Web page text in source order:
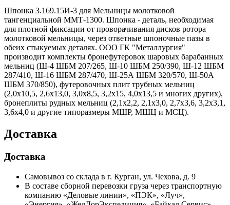
Шпонка 3.169.15И-3 для Мельницы молотковой
тангенциальной ММТ-1300. Шпонка - деталь, необходимая
для плотной фиксации от проворачивания дисков ротора
молотковой мельницы, через ответные шпоночные пазы в
обеих стыкуемых деталях. ООО ГК "Металлургия"
производит комплекты бронефутеровок шаровых барабанных
мельниц (Ш-4 ШБМ 207/265, Ш-10 ШБМ 250/390, Ш-12 ШБМ
287/410, Ш-16 ШБМ 287/470, Ш-25А ШБМ 320/570, Ш-50А
ШБМ 370/850), футеровочных плит трубных мельниц
(2,0х10,5, 2,6х13,0, 3,0х8,5, 3,2х15, 4,0х13,5 и многих других),
бронеплиты рудных мельниц (2,1х2,2, 2,1х3,0, 2,7х3,6, 3,2х3,1,
3,6х4,0 и другие типоразмеры МШР, МШЦ и МСЦ).
Доставка
Доставка
Самовывоз со склада в г. Курган, ул. Чехова, д. 9
В составе сборной перевозки груза через транспортную
компанию «Деловые линии», «ПЭК», «Луч»,